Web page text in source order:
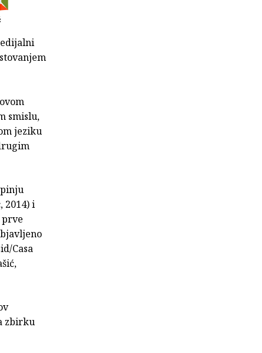
smislu,
jeziku
2014) i
prve
Casa
zbirku